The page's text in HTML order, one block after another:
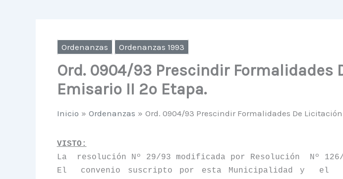
Ordenanzas Ordenanzas 1993
Ord. 0904/93 Prescindir Formalidades
Emisario II 2º Etapa.
Inicio Ordenanzas Ord. 0904/93 Prescindir Formalidades De
VISTO:
La
resolución Nº 29/93 modificada por Resolución
Nº
El
convenio suscripto por esta Municipalidad y el